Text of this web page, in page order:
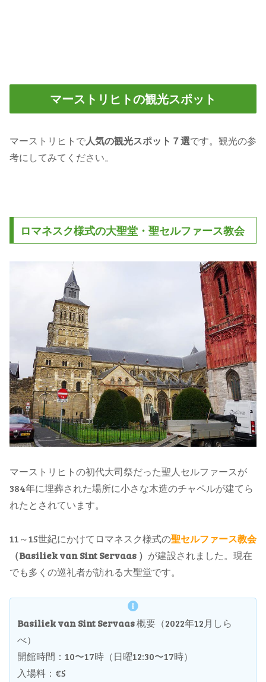
マーストリヒトの観光スポット
マーストリヒトで人気の観光スポット７選です。観光の参
考にしてみてください。
ロマネスク様式の大聖堂・聖セルファース教会
マーストリヒトの初代大司祭だった聖人セルファースが
384年に埋葬された場所に小さな木造のチャペルが建てら
れたとされています。
11～15世紀にかけてロマネスク様式の聖セルファース教会
（Basiliek van Sint Servaas ） が建設されました。現在
でも多くの巡礼者が訪れる大聖堂です。
Basiliek van Sint Servaas概要（2022年12月しら
べ）
開館時間：10〜17時（日曜12:30〜17時）
入場料：€5